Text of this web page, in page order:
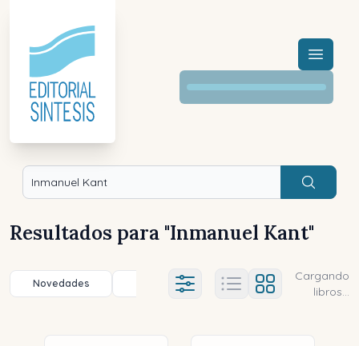
Menú
Buscar
Resultados para "Inmanuel Kant"
Novedades Título (a-z) Título (z-a)
Ajustes abierto
Cargando
libros...